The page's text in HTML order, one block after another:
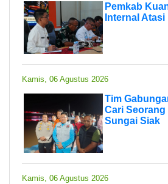
Pemkab
Internal Atasi
Kamis, 06 Agustus 2026
Tim
Cari
Sungai Siak
Kamis, 06 Agustus 2026